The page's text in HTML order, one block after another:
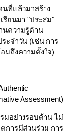
นที่แล้วมาสร้าง
รียนมา "ประสม"
นความรู้ด้าน
ะจำวัน (เช่น การ
นถึงความตั้งใจ)
Assessment)
มอย่างรอบด้าน ไม่
การมีส่วนร่วม การ